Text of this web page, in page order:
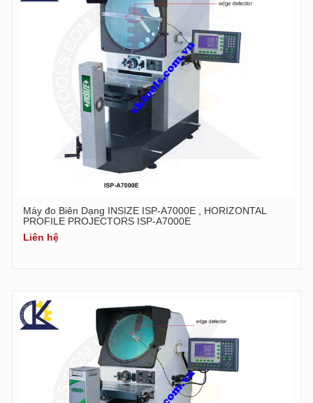
Máy đo Biên Dạng INSIZE ISP-A7000E , HORIZONTAL
PROFILE PROJECTORS ISP-A7000E
Liên hệ